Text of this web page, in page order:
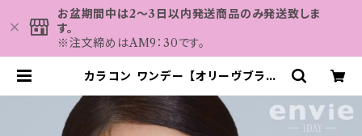
お盆期間中は2～3日以内発送商品のみ発送致しま
す。
※注文締めはAM9：30です。
カラコン ワンデー 【オリーヴブラウ
mm 黒木メイサ 度なし 度あり コン
タクトレンズ envie 1day | カラコ
ン MAHALO